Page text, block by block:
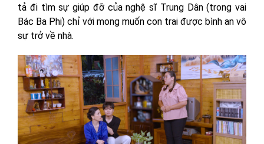
tả đi tìm sự giúp đỡ của nghệ sĩ Trung Dân (trong vai
Bác Ba Phi) chỉ với mong muốn con trai được bình an vô
sự trở về nhà.